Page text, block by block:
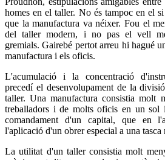
homes en el taller. No és tampoc en el
que la manufactura va néixer. Fou el
del taller modern, i no pas el vell
gremials. Gairebé pertot arreu hi hagué
manufactura i els oficis.
L'acumulació i la concentració
precedí el desenvolupament de la
taller. Una manufactura consistia molt
treballadors i de molts oficis en un sol
comandament d'un capital, que en
l'aplicació d'un obrer especial a una tasca
La utilitat d'un taller consistia molt